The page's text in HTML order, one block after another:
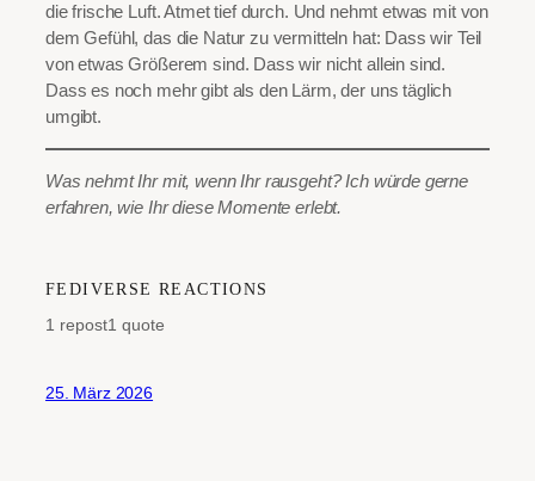
die frische Luft. Atmet tief durch. Und nehmt etwas mit von
dem Gefühl, das die Natur zu vermitteln hat: Dass wir Teil
von etwas Größerem sind. Dass wir nicht allein sind.
Dass es noch mehr gibt als den Lärm, der uns täglich
umgibt.
Was nehmt Ihr mit, wenn Ihr rausgeht? Ich würde gerne
erfahren, wie Ihr diese Momente erlebt.
FEDIVERSE REACTIONS
1 repost1 quote
25. März 2026